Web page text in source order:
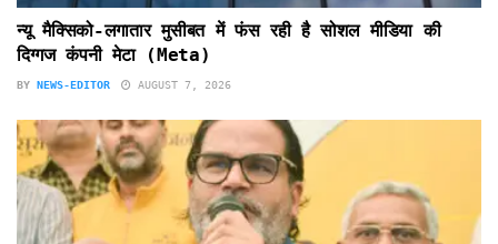
न्यू मैक्सिको-लगातार मुसीबत में फंस रही है सोशल मीडिया की
दिग्गज कंपनी मेटा (Meta)
BY NEWS-EDITOR AUGUST 7, 2026